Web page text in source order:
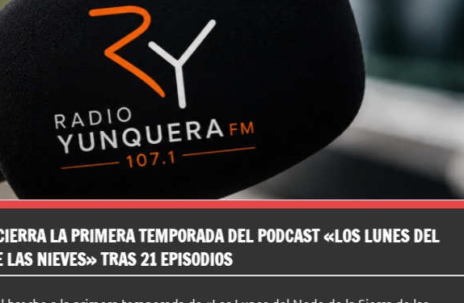
MUSICALES EN LA SIERRA DE LAS NIEVES CON “EMERGE
EN YUNQUERA